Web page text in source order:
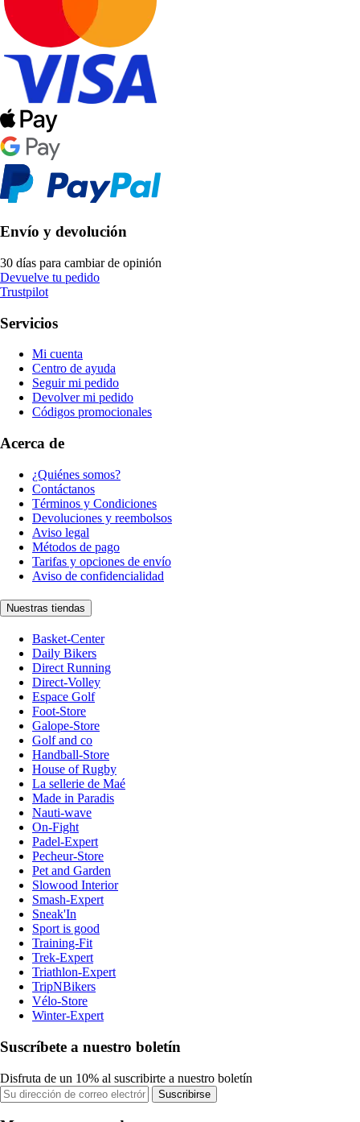
Envío y devolución
30 días para cambiar de opinión
Devuelve tu pedido
Trustpilot
Servicios
Mi cuenta
Centro de ayuda
Seguir mi pedido
Devolver mi pedido
Códigos promocionales
Acerca de
¿Quiénes somos?
Contáctanos
Términos y Condiciones
Devoluciones y reembolsos
Aviso legal
Métodos de pago
Tarifas y opciones de envío
Aviso de confidencialidad
Nuestras tiendas
Basket-Center
Daily Bikers
Direct Running
Direct-Volley
Espace Golf
Foot-Store
Galope-Store
Golf and co
Handball-Store
House of Rugby
La sellerie de Maé
Made in Paradis
Nauti-wave
On-Fight
Padel-Expert
Pecheur-Store
Pet and Garden
Slowood Interior
Smash-Expert
Sneak'In
Sport is good
Training-Fit
Trek-Expert
Triathlon-Expert
TripNBikers
Vélo-Store
Winter-Expert
Suscríbete a nuestro boletín
Disfruta de un 10% al suscribirte a nuestro boletín
Suscribirse